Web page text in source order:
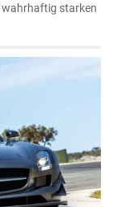
wahrhaftig starken